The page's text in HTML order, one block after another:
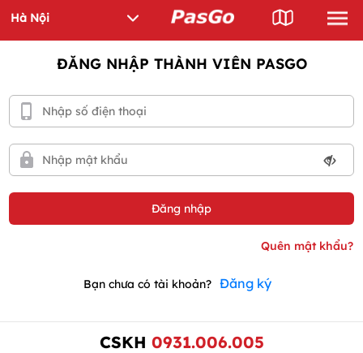
ĐĂNG NHẬP THÀNH VIÊN PASGO
Bạn chưa có tài khoản? Đăng ký
CSKH 0931.006.005